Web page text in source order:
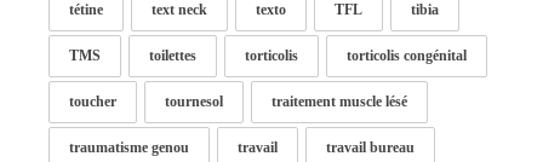
tétine text neck texto TFL tibia
TMS toilettes torticolis torticolis congénital
toucher tournesol traitement muscle lésé
traumatisme genou travail travail bureau